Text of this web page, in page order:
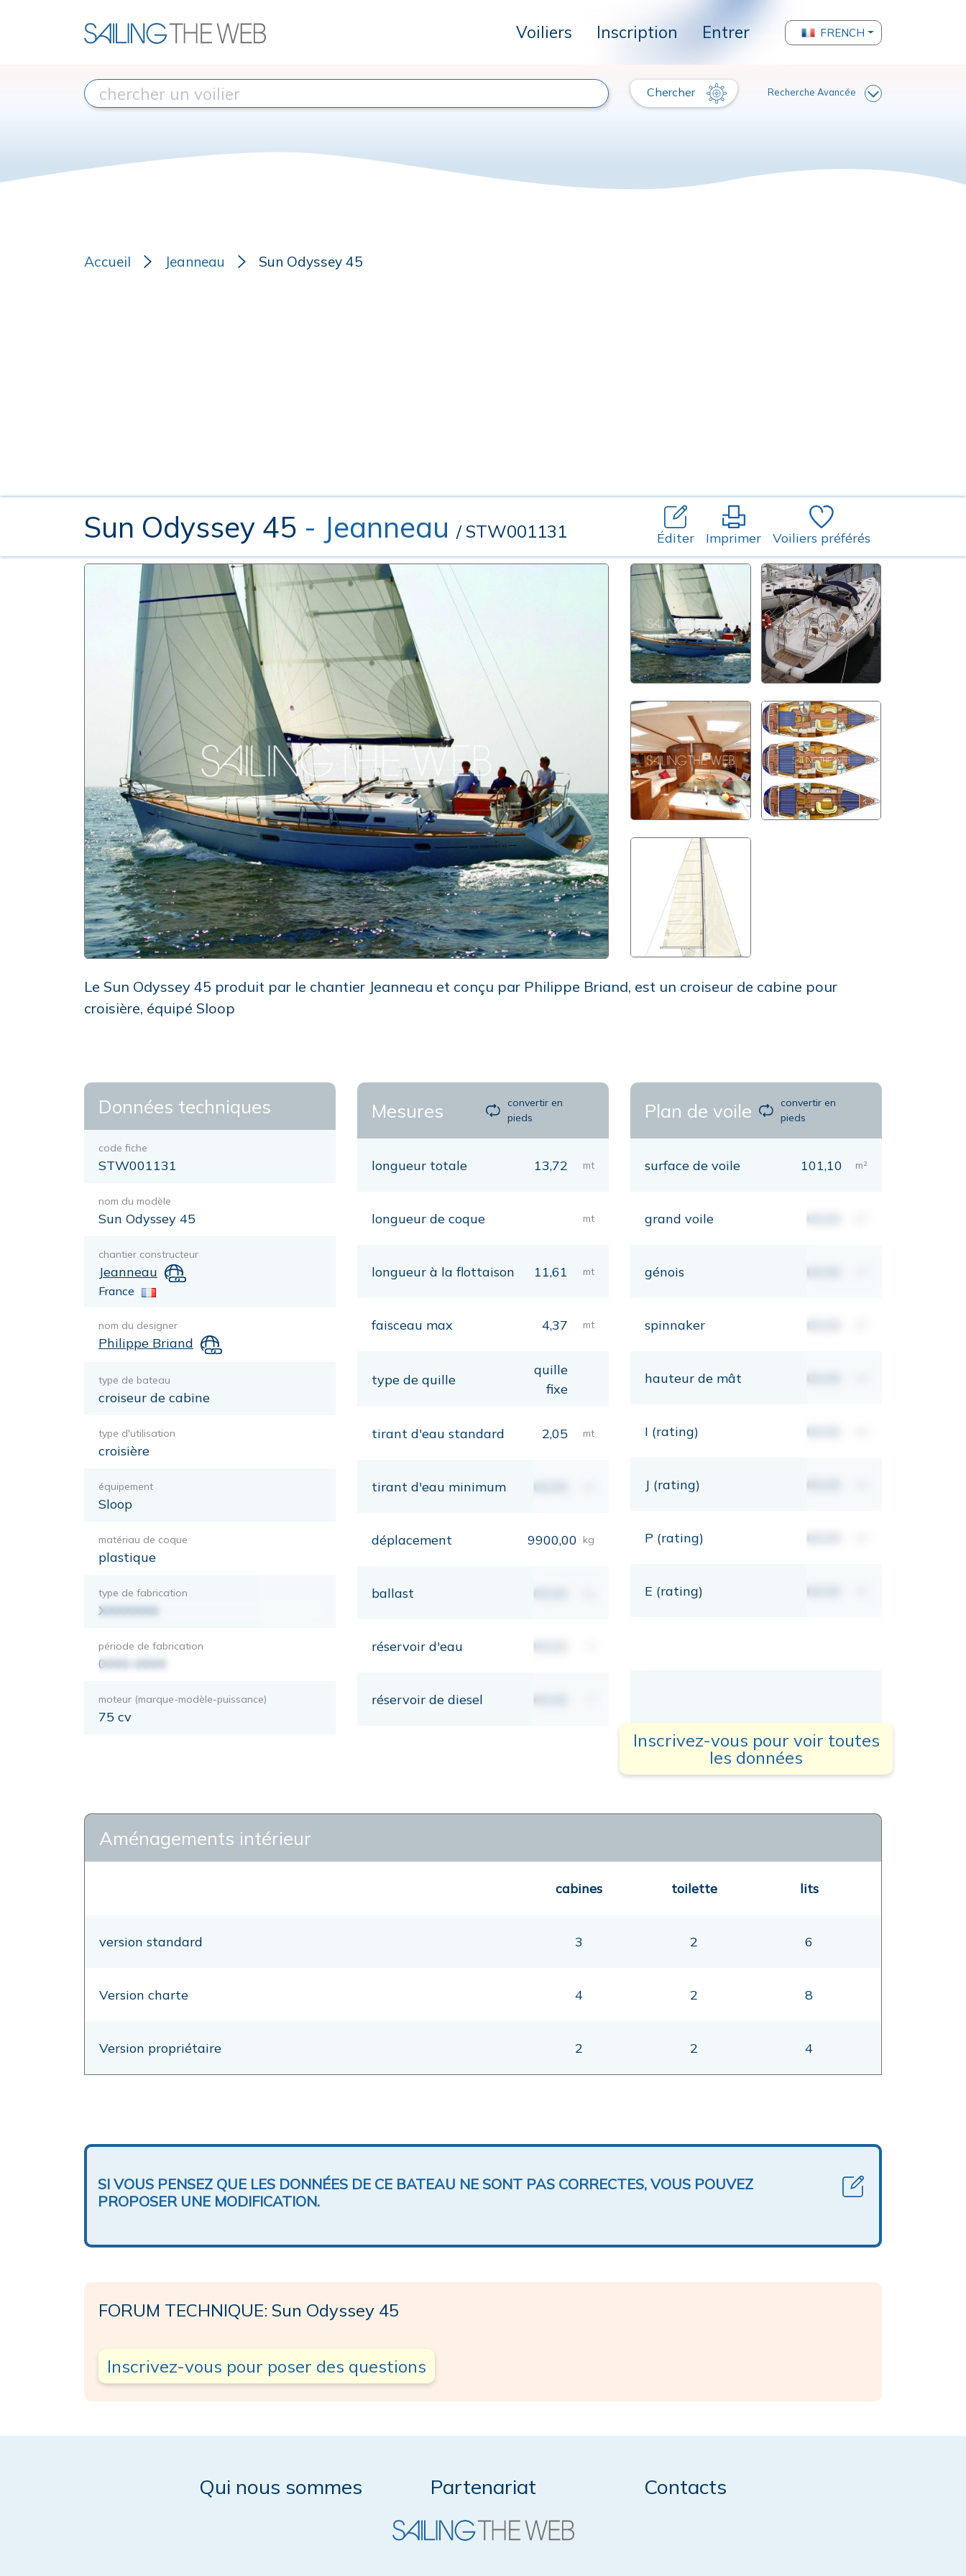
Voiliers Inscription Entrer FRENCH
Chercher Recherche Avancée
Accueil Jeanneau Sun Odyssey 45
Sun Odyssey 45 - Jeanneau / STW001131 Éditer Imprimer Voiliers préférés
Le Sun Odyssey 45 produit par le chantier Jeanneau et conçu par Philippe Briand, est un croiseur de cabine pour
croisière, équipé Sloop
Données techniques
code fiche
STW001131
nom du modèle
Sun Odyssey 45
chantier constructeur
Jeanneau
France
nom du designer
Philippe Briand
type de bateau
croiseur de cabine
type d'utilisation
croisière
équipement
Sloop
matériau de coque
plastique
type de fabrication
XXXXXXX
période de fabrication
0000-0000
moteur (marque-modèle-puissance)
75 cv
Mesures
convertir en
pieds
longueur totale 13,72 mt
longueur de coque mt
longueur à la flottaison 11,61 mt
faisceau max 4,37 mt
type de quille
quille
fixe
tirant d'eau standard 2,05 mt
tirant d'eau minimum 00,00
déplacement 9900,00 kg
ballast 00,00
réservoir d'eau 00,00
réservoir de diesel 00,00
Plan de voile
convertir en
pieds
surface de voile 101,10 m²
grand voile 00,00
génois 00,00
spinnaker 00,00
hauteur de mât 00,00
I (rating) 00,00
J (rating) 00,00
P (rating) 00,00
E (rating) 00,00
Inscrivez-vous pour voir toutes
les données
Aménagements intérieur
cabines toilette lits
version standard 3 2 6
Version charte 4 2 8
Version propriétaire 2 2 4
SI VOUS PENSEZ QUE LES DONNÉES DE CE BATEAU NE SONT PAS CORRECTES, VOUS POUVEZ
PROPOSER UNE MODIFICATION.
FORUM TECHNIQUE: Sun Odyssey 45
Inscrivez-vous pour poser des questions
Qui nous sommes Partenariat Contacts